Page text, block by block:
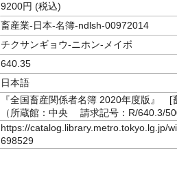
9200円 (税込)
畜産業-日本-名簿-ndlsh-00972014
チクサンギョウ-ニホン-メイボ
640.35
日本語
『全国畜産関係者名簿 2020年度版
（所蔵館：中央 請求記号：R/640.3/
https://catalog.library.metro.tokyo.lg.jp/
698529